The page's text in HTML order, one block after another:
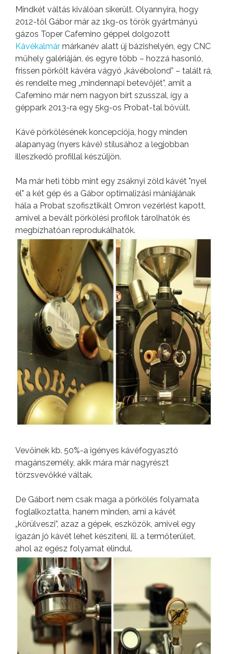
Mindkét váltás kiválóan sikerült. Olyannyira, hogy
2012-től Gábor már az 1kg-os török gyártmányú
gázos Toper Cafemino géppel dolgozott
Kávékalmár márkanév alatt új bázishelyén, egy CNC
műhely galériáján, és egyre több – hozzá hasonló,
frissen pörkölt kávéra vágyó „kávébolond” – talált rá,
és rendelte meg „mindennapi betevőjét”, amit a
Cafemino már nem nagyon bírt szusszal, így a
géppark 2013-ra egy 5kg-os Probat-tal bővült.
Kávé pörkölésének koncepciója, hogy minden
alapanyag (nyers kávé) stílusához a legjobban
illeszkedő profillal készüljön.
Ma már heti több mint egy zsáknyi zöld kávét "nyel
el" a két gép és a Gábor optimalizási mániájának
hála a Probat szofisztikált Omron vezérlést kapott,
amivel a bevált pörkölési profilok tárolhatók és
megbízhatóan reprodukálhatók.
Vevőinek kb. 50%-a igényes kávéfogyasztó
magánszemély, akik mára már nagyrészt
törzsvevőkké váltak.
De Gábort nem csak maga a pörkölés folyamata
foglalkoztatta, hanem minden, ami a kávét
„körülveszi”, azaz a gépek, eszközök, amivel egy
igazán jó kávét lehet készíteni, ill. a termőterület,
ahol az egész folyamat elindul.